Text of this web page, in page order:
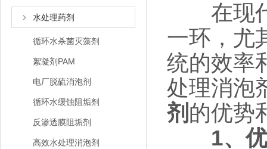
水处理药剂
循环水杀菌灭藻剂
絮凝剂PAM
电厂脱硫消泡剂
循环水缓蚀阻垢剂
反渗透膜阻垢剂
高效水处理消泡剂
在现代
一环，尤
统的效率
处理消泡
剂 的优势
1、